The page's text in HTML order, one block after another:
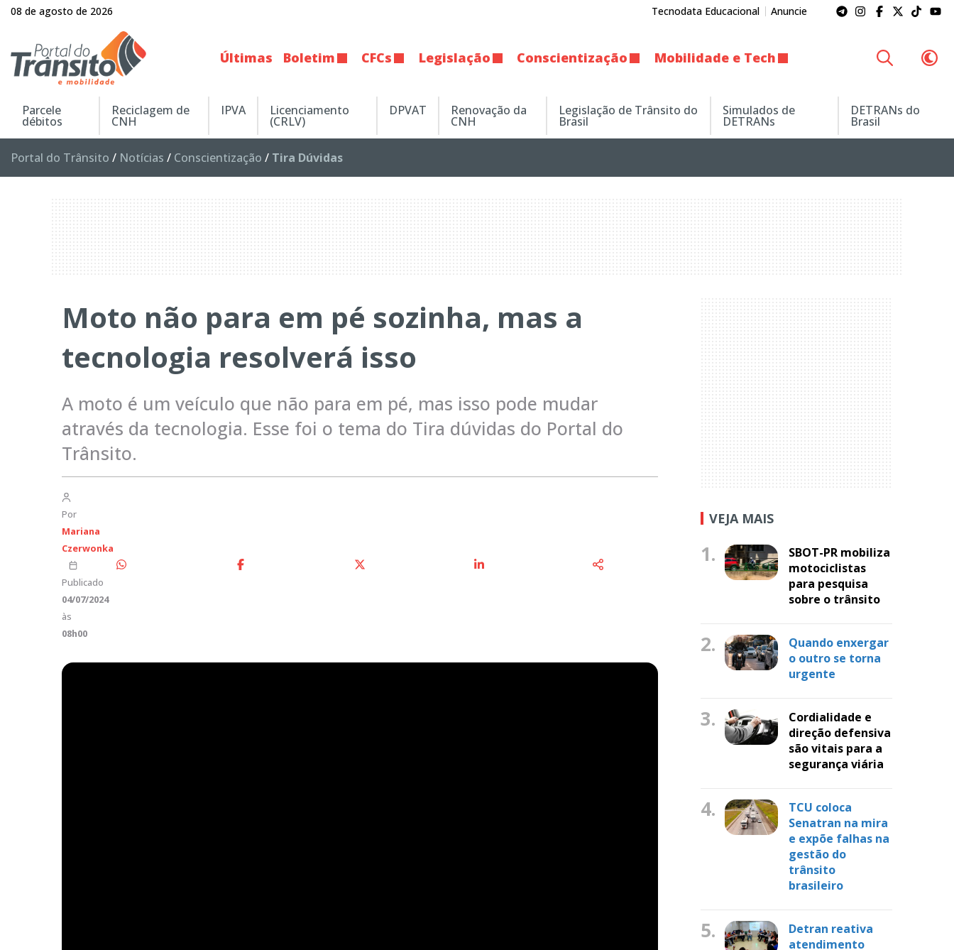
08 de agosto de 2026 Tecnodata Educacional Anuncie
Últimas Boletim CFCs Legislação Conscientização Mobilidade e Tech
Parcele
débitos
Reciclagem de
CNH
IPVA Licenciamento
(CRLV)
DPVAT Renovação da
CNH
Legislação de Trânsito do
Brasil
Simulados de
DETRANs
DETRANs do
Brasil
Portal do Trânsito / Notícias / Conscientização / Tira Dúvidas
Moto não para em pé sozinha, mas a
tecnologia resolverá isso
A moto é um veículo que não para em pé, mas isso pode mudar
através da tecnologia. Esse foi o tema do Tira dúvidas do Portal do
Trânsito.
Por
Mariana
Czerwonka
Publicado
04/07/2024
às
08h00
VEJA MAIS
1.
SBOT-PR mobiliza
motociclistas
para pesquisa
sobre o trânsito
2.
Quando enxergar
o outro se torna
urgente
3.
Cordialidade e
direção defensiva
são vitais para a
segurança viária
4.
TCU coloca
Senatran na mira
e expõe falhas na
gestão do
trânsito
brasileiro
5.
Detran reativa
atendimento